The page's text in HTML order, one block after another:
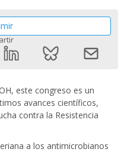
este congreso es un
avances científicos,
contra la Resistencia
a los antimicrobianos